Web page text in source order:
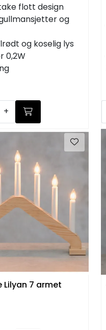
flott design
og
og koselig lys
0,2W
+
7 armet